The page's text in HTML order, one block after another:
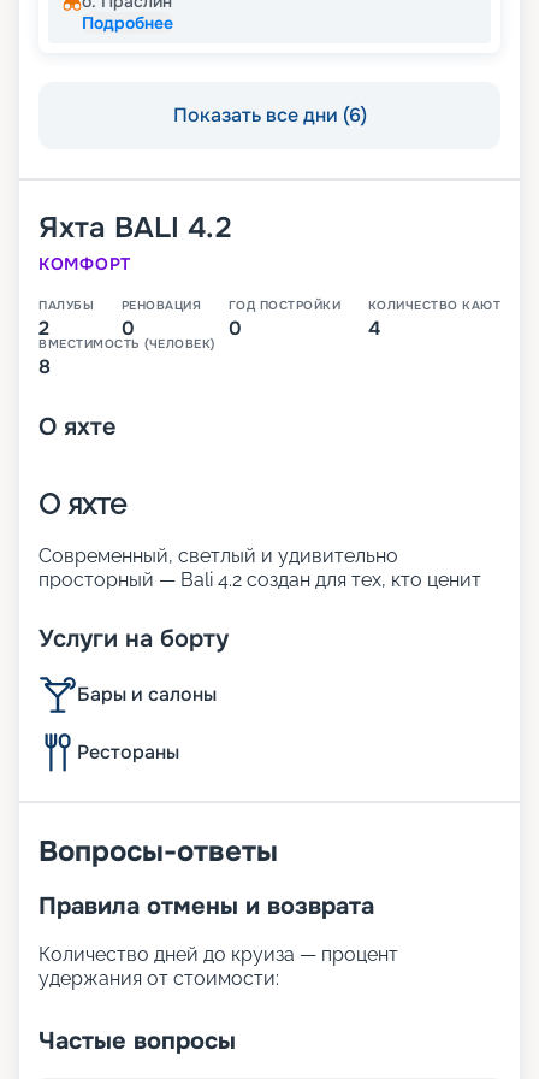
Подробнее
Показать все дни (6)
Яхта BALI 4.2
КОМФОРТ
ПАЛУБЫ
2
РЕНОВАЦИЯ
0
ГОД ПОСТРОЙКИ
0
КОЛИЧЕСТВО КАЮТ
4
ВМЕСТИМОСТЬ (ЧЕЛОВЕК)
8
О яхте
О яхте
Современный, светлый и удивительно
просторный — Bali 4.2 создан для тех, кто ценит
уникальной концепции открытого пространства
с полностью соединёнными салоном и кокпитом,
этот катамаран идеально подходит для отдыха в
тёплых водах Сейшельских островов.
уголкам архипелага, даря удовольствие от
плавания, уединения и захватывающих морских
пейзажей.
Размещение
На борту 4 каюты, где могут разместиться до 8
гостей.
В каждой каюте:
кровать;
места для хранения.
Услуги на борту
Бары и салоны
Рестораны
Вопросы-ответы
Правила отмены и возврата
Количество дней до круиза — процент
удержания от стоимости:
Частые вопросы